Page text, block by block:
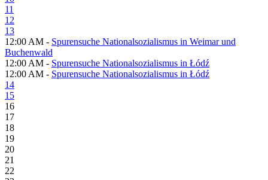
11
12
13
12:00 AM - Spurensuche Nationalsozialismus in Weimar und
Buchenwald
12:00 AM - Spurensuche Nationalsozialismus in Łódź
12:00 AM - Spurensuche Nationalsozialismus in Łódź
14
15
16
17
18
19
20
21
22